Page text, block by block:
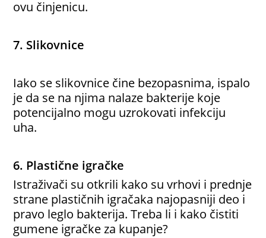
ovu činjenicu.
7. Slikovnice
Iako se slikovnice čine bezopasnima, ispalo
je da se na njima nalaze bakterije koje
potencijalno mogu uzrokovati infekciju
uha.
6. Plastične igračke
Istraživači su otkrili kako su vrhovi i prednje
strane plastičnih igračaka najopasniji deo i
pravo leglo bakterija. Treba li i kako čistiti
gumene igračke za kupanje?